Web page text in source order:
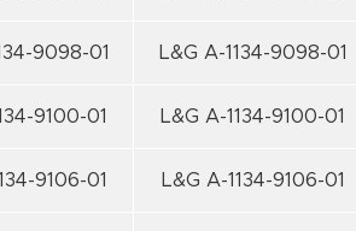
9098-01 L&G A-1134-9098-01
9100-01 L&G A-1134-9100-01
9106-01 L&G A-1134-9106-01